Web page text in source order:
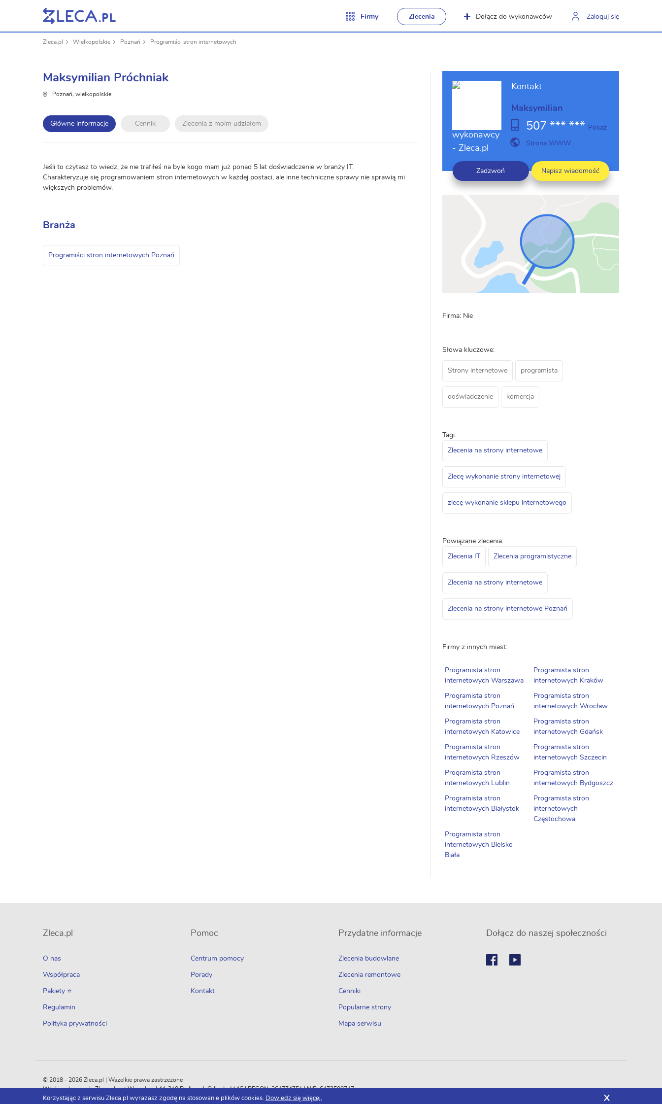
Firmy Zlecenia Dołącz do wykonawców Zaloguj się
Zleca.pl Wielkopolskie Poznań Programiści stron internetowych
Maksymilian Próchniak
Poznań, wielkopolskie
Główne informacje Cennik Zlecenia z moim udziałem
Jeśli to czytasz to wiedz, że nie trafiłeś na byle kogo mam już ponad 5 lat doświadczenie w branży IT.
Charakteryzuje się programowaniem stron internetowych w każdej postaci, ale inne techniczne sprawy nie sprawią mi
większych problemów.
Branża
Programiści stron internetowych Poznań
Kontakt
Maksymilian
507 *** *** Pokaż
Strona WWW
Zadzwoń Napisz wiadomość
Firma: Nie
Słowa kluczowe:
Strony internetowe programista
doświadczenie komercja
Tagi:
Zlecenia na strony internetowe
Zlecę wykonanie strony internetowej
zlecę wykonanie sklepu internetowego
Powiązane zlecenia:
Zlecenia IT Zlecenia programistyczne
Zlecenia na strony internetowe
Zlecenia na strony internetowe Poznań
Firmy z innych miast:
Programista stron
internetowych Warszawa
Programista stron
internetowych Kraków
Programista stron
internetowych Poznań
Programista stron
internetowych Wrocław
Programista stron
internetowych Katowice
Programista stron
internetowych Gdańsk
Programista stron
internetowych Rzeszów
Programista stron
internetowych Szczecin
Programista stron
internetowych Lublin
Programista stron
internetowych Bydgoszcz
Programista stron
internetowych Białystok
Programista stron
internetowych
Częstochowa
Programista stron
internetowych Bielsko-
Biała
Zleca.pl
O nas
Współpraca
Pakiety ⭐
Regulamin
Polityka prywatności
Pomoc
Centrum pomocy
Porady
Kontakt
Przydatne informacje
Zlecenia budowlane
Zlecenia remontowe
Cenniki
Popularne strony
Mapa serwisu
Dołącz do naszej społeczności
© 2018 - 2026 Zleca.pl | Wszelkie prawa zastrzeżone
Właścicielem marki Zleca.pl jest Wecoders | 44-310 Radlin, ul. Odległa 114C | REGON: 364774751 | NIP: 6472500747
Korzystając z serwisu Zleca.pl wyrażasz zgodę na stosowanie plików cookies. Dowiedz się więcej. X